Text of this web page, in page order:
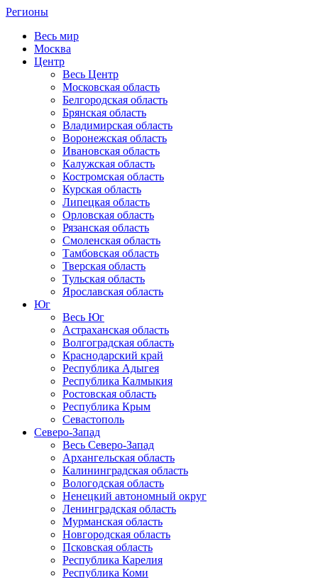
Регионы
Весь мир
Москва
Центр
Весь Центр
Московская область
Белгородская область
Брянская область
Владимирская область
Воронежская область
Ивановская область
Калужская область
Костромская область
Курская область
Липецкая область
Орловская область
Рязанская область
Смоленская область
Тамбовская область
Тверская область
Тульская область
Ярославская область
Юг
Весь Юг
Астраханская область
Волгоградская область
Краснодарский край
Республика Адыгея
Республика Калмыкия
Ростовская область
Республика Крым
Севастополь
Северо-Запад
Весь Северо-Запад
Архангельская область
Калининградская область
Вологодская область
Ненецкий автономный округ
Ленинградская область
Мурманская область
Новгородская область
Псковская область
Республика Карелия
Республика Коми